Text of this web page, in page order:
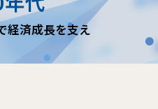
について
経済成長を支え